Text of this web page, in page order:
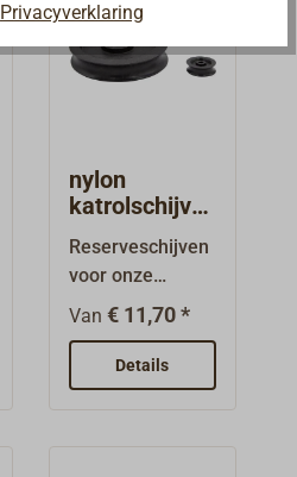
nylon
katrolschijve
n
Reserveschijven
voor onze
blokken voor het
schip, ook
geschikt voor
montage in
Van € 11,70 *
Details
Privacyverklaring